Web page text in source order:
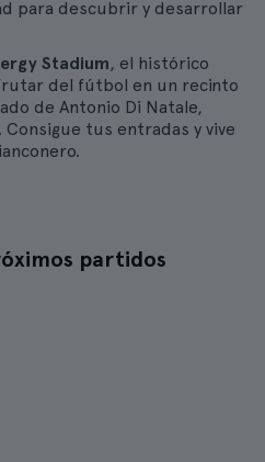
para descubrir y desarrollar
Stadium, el histórico
del fútbol en un recinto
de Antonio Di Natale,
tus entradas y vive
partidos